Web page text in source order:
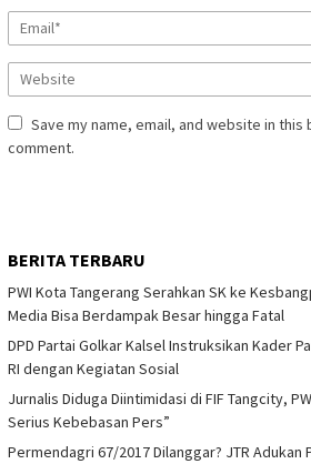
Save my name, email, and website in
comment.
BERITA TERBARU
PWI Kota Tangerang Serahkan SK ke
Media Bisa Berdampak Besar hingga Fatal
DPD Partai Golkar Kalsel Instruksikan Kader
RI dengan Kegiatan Sosial
Jurnalis Diduga Diintimidasi di FIF Tangcity,
Serius Kebebasan Pers”
Permendagri 67/2017 Dilanggar? JTR